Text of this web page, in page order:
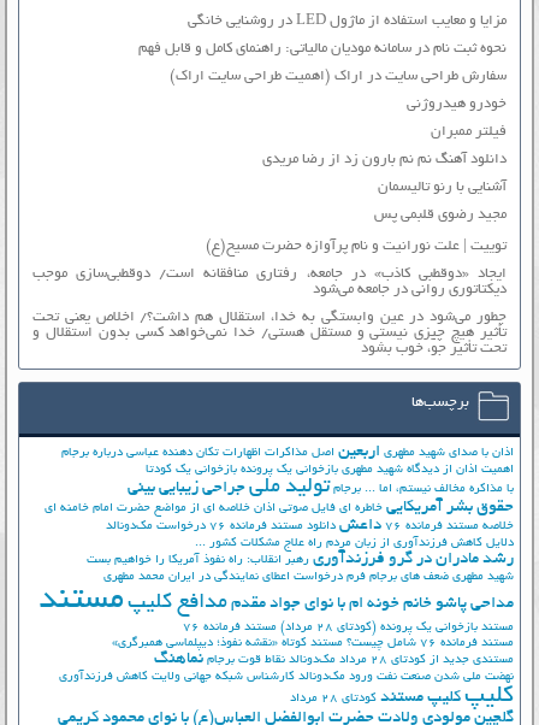
مزایا و معایب استفاده از ماژول LED در روشنایی خانگی
نحوه ثبت نام در سامانه مودیان مالیاتی: راهنمای کامل و قابل فهم
سفارش طراحی سایت در اراک (اهمیت طراحی سایت اراک)
خودرو هیدروژنی
فیلتر ممبران
دانلود آهنگ نم نم بارون زد از رضا مریدی
آشنایی با رنو تالیسمان
مجید رضوی قلبمی پس
توییت | علت نورانیت و نام پرآوازه حضرت مسیح(ع)
ایجاد «دوقطبی کاذب» در جامعه، رفتاری منافقانه است/ دوقطبی‌سازی موجب
دیکتاتوری روانی در جامعه می‌شود
چطور می‌شود در عین وابستگی به خدا، استقلال هم داشت؟/ اخلاص یعنی تحت
تأثیر هیچ چیزی نیستی و مستقل هستی/ خدا نمی‌خواهد کسی بدون استقلال و
تحت تأثیر جوّ، خوب بشود
برچسب‌ها
اذان با صدای شهید مطهری اربعین اصل مذاکرات اظهارات تکان دهنده عباسی درباره برجام
اهمیت اذان از دیدگاه شهید مطهری بازخوانی یک پرونده بازخوانی یک کودتا
با مذاکره مخالف نیستم، اما ... برجام تولید ملی جراحی زیبایی بینی
حقوق بشر آمریکایی خاطره ای فایل صوتی اذان خلاصه ای از مواضع حضرت امام خامنه ای
خلاصه مستند فرمانده 76
داعش دانلود مستند فرمانده 76
درخواست مک‌دونالد
دلایل کاهش فرزندآوری از زبان مردم راه علاج مشکلات کشور ...
رشد مادران در گرو فرزندآوری رهبر انقلاب: راه نفوذ آمریکا را خواهیم بست
شهید مطهری ضعف های برجام فرم درخواست اعطای نمایندگی در ایران محمد مطهری
مداحی پاشو خانم خونه ام با نوای جواد مقدم مدافع کلیپ مستند
مستند بازخوانی یک پرونده (کودتای 28 مرداد)
مستند فرمانده 76
مستند فرمانده 76 شامل چیست؟
مستند کوتاه «نقشه نفوذ؛ دیپلماسی همبرگری»
مستندی جدید از کودتای 28 مرداد
مک‌دونالد نقاط قوت برجام نماهنگ
نهضت ملي شدن صنعت نفت ورود مک‌دونالد کارشناس شبکه جهانی ولایت کاهش فرزندآوری
کلیپ کلیپ مستند کودتای 28 مرداد
گلچین مولودی ولادت حضرت ابوالفضل العباس(ع) با نوای محمود کریمی